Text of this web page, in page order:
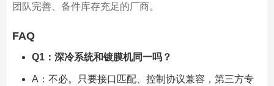
团队完善、备件库存充足的厂商。
FAQ
Q1：深冷系统和镀膜机同一吗？
A：不必。只要接口匹配、控制协议兼容，第三方专